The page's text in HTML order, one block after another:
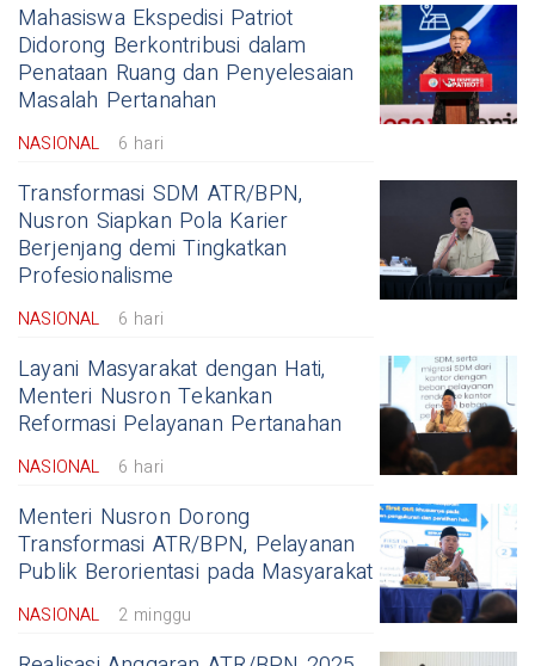
Mahasiswa Ekspedisi Patriot
Didorong Berkontribusi dalam
Penataan Ruang dan Penyelesaian
Masalah Pertanahan
NASIONAL 6 hari
Transformasi SDM ATR/BPN,
Nusron Siapkan Pola Karier
Berjenjang demi Tingkatkan
Profesionalisme
NASIONAL 6 hari
Layani Masyarakat dengan Hati,
Menteri Nusron Tekankan
Reformasi Pelayanan Pertanahan
NASIONAL 6 hari
Menteri Nusron Dorong
Transformasi ATR/BPN, Pelayanan
Publik Berorientasi pada Masyarakat
NASIONAL 2 minggu